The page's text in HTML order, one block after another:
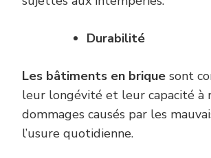
Durabilité
Les bâtiments en brique sont
leur longévité et leur capacité à
dommages causés par les
l’usure quotidienne.